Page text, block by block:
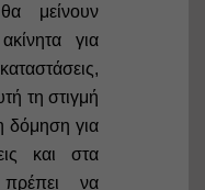
μείνουν
για
τη στιγμή
δόμηση για
και στα
να